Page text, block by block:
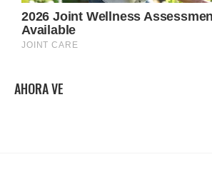
AHORA VE